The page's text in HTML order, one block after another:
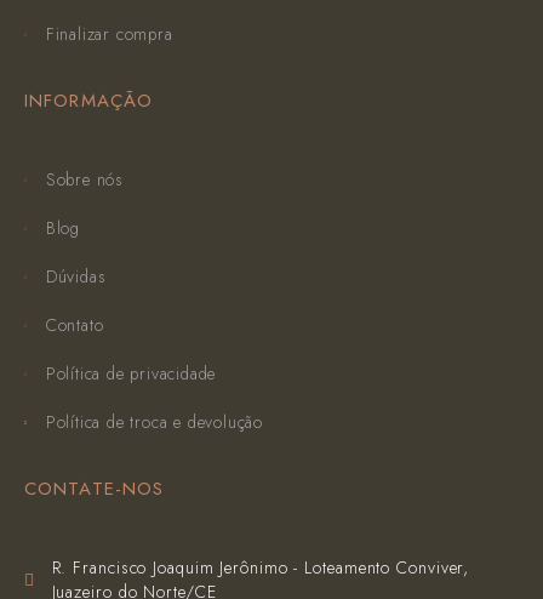
Finalizar compra
INFORMAÇÃO
Sobre nós
Blog
Dúvidas
Contato
Política de privacidade
Política de troca e devolução
CONTATE-NOS
R. Francisco Joaquim Jerônimo - Loteamento Conviver,
Juazeiro do Norte/CE